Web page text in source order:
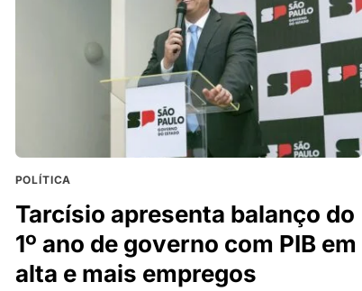
POLÍTICA
Tarcísio apresenta balanço do
1º ano de governo com PIB em
alta e mais empregos